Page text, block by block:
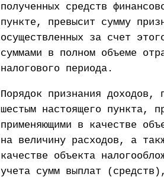
полученных средств
пункте, превысит сумму
осуществленных за счет
суммами в полном объеме
налогового периода.
Порядок признания доходов,
шестым настоящего пункта,
применяющими в качестве
на величину расходов, а
качестве объекта
учета сумм выплат